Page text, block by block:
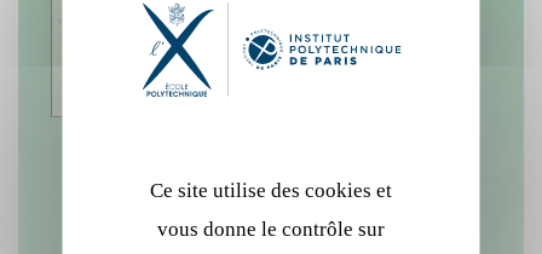
Ce site utilise des cookies et
vous donne le contrôle sur